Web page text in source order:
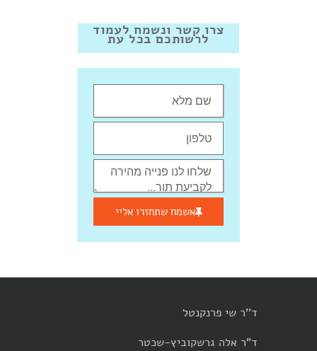
צרו קשר ונשמח לעמוד
לרשותכם בכל עת
אשמח שתחזרו אליי
ד''ר שי פרנקנטל
ד"ר אלה גרשקוביץ-שכטר